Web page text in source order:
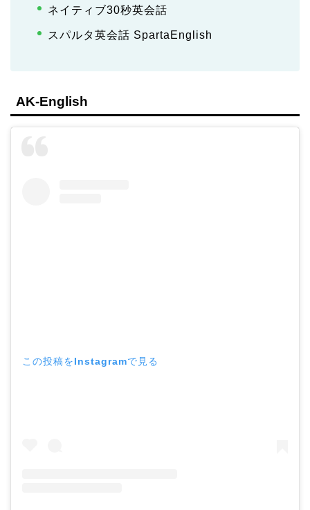
ネイティブ30秒英会話
スパルタ英会話 SpartaEnglish
AK-English
この投稿をInstagramで見る